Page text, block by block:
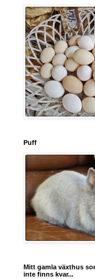
Puff
Mitt gamla växthus
inte finns kvar...